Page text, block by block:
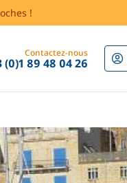
!
Contactez-nous
(0)1 89 48 04 26